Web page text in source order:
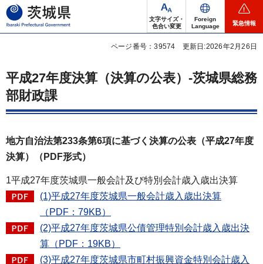
茨城県
文字サイズ・
色合い変更
Foreign
Language
緊急情報
ページ番号：39574 更新日:2026年2月26日
平成27年度決算（決算の公表）-茨城県総務
部財政課
地方自治法第233条第6項に基づく決算の公表（平成27年度
決算）（PDF形式）
1平成27年度茨城県一般会計及び特別会計歳入歳出決算
(1)平成27年度茨城県一般会計歳入歳出決算
（PDF：79KB）
(2)平成27年度茨城県公債管理特別会計歳入歳出決
算（PDF：19KB）
(3)平成27年度茨城県市町村振興資金特別会計歳入